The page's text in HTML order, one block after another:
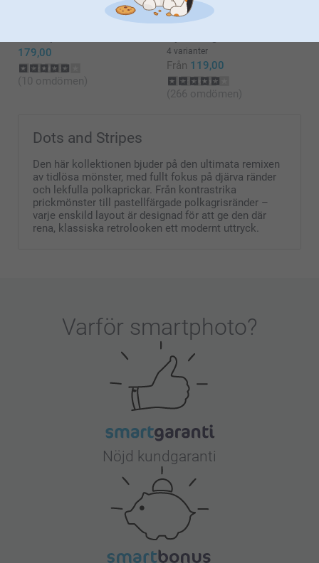
(3 omdömen)
179,00
(10 omdömen)
4 varianter
Från 119,00
(266 omdömen)
Dots and Stripes
Den här kollektionen bjuder på den ultimata remixen
av tidlösa mönster, med fullt fokus på djärva ränder
och lekfulla polkaprickar. Från kontrastrika
prickmönster till pastellfärgade polkagrisränder –
varje enskild layout är designad för att ge den där
rena, klassiska retrolooken ett modernt uttryck.
Varför smartphoto?
Nöjd kundgaranti